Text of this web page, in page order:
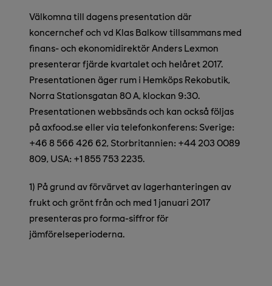
Välkomna till dagens presentation där
koncernchef och vd Klas Balkow tillsammans med
finans- och ekonomidirektör Anders Lexmon
presenterar fjärde kvartalet och helåret 2017.
Presentationen äger rum i Hemköps Rekobutik,
Norra Stationsgatan 80 A, klockan 9:30
Presentationen webbsänds och kan också följas
på axfood.se eller via telefonkonferens: Sverige:
+46 8 566 426 62, Storbritannien: +44 203 0089
809, USA: +1 855 753 2235.
1) På grund av förvärvet av lagerhanteringen av
frukt och grönt från och med 1 januari 2017
presenteras pro forma-siffror för
jämförelseperioderna.